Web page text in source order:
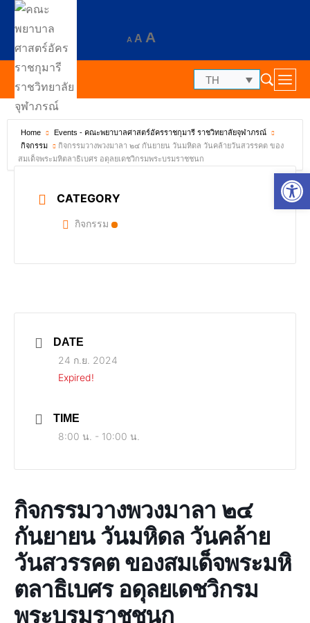
A A A
TH
Home
Events - คณะพยาบาลศาสตร์อัครราชกุมารี ราชวิทยาลัยจุฬาภรณ์
กิจกรรม
กิจกรรมวางพวงมาลา ๒๔ กันยายน วันมหิดล วันคล้ายวันสวรรคต ของ
สมเด็จพระมหิตลาธิเบศร อดุลยเดชวิกรมพระบรมราชชนก
CATEGORY
กิจกรรม
DATE
24 ก.ย. 2024
Expired!
TIME
8:00 น. - 10:00 น.
กิจกรรมวางพวงมาลา ๒๔
กันยายน วันมหิดล วันคล้าย
วันสวรรคต ของสมเด็จพระมหิ
ตลาธิเบศร อดุลยเดชวิกรม
พระบรมราชชนก